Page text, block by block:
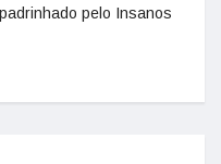
pelo Insanos